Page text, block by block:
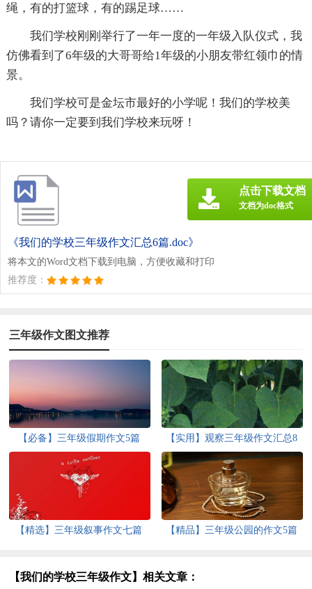
绳，有的打篮球，有的踢足球……
我们学校刚刚举行了一年一度的一年级入队仪式，我
仿佛看到了6年级的大哥哥给1年级的小朋友带红领巾的情
景。
我们学校可是金坛市最好的小学呢！我们的学校美
吗？请你一定要到我们学校来玩呀！
《我们的学校三年级作文汇总6篇.doc》
将本文的Word文档下载到电脑，方便收藏和打印
推荐度：
点击下载文档
文档为doc格式
三年级作文图文推荐
【必备】三年级假期作文5篇
【实用】观察三年级作文汇总8
篇
【精选】三年级叙事作文七篇 【精品】三年级公园的作文5篇
【我们的学校三年级作文】相关文章：